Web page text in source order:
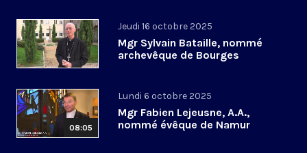
Jeudi 16 octobre 2025
Mgr Sylvain Bataille, nommé
archevêque de Bourges
08:05
Lundi 6 octobre 2025
Mgr Fabien Lejeusne, A.A.,
nommé évêque de Namur